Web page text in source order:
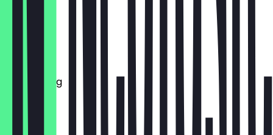
Montag
Dienstag
Mittwoch
Donnerstag
Freitag
Samstag
Sonntag